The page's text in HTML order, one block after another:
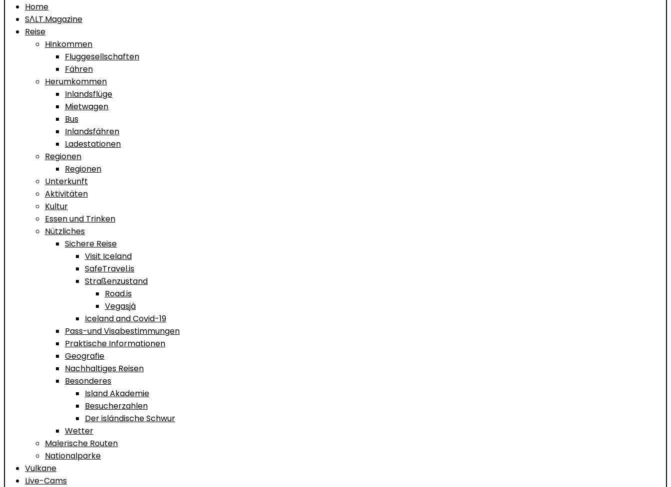
Home
SΛLT.Magazine
Reise
Hinkommen
Fluggesellschaften
Fähren
Herumkommen
Inlandsflüge
Mietwagen
Bus
Inlandsfähren
Ladestationen
Regionen
Regionen
Unterkunft
Aktivitäten
Kultur
Essen und Trinken
Nützliches
Sichere Reise
Visit Iceland
SafeTravel.is
Straßenzustand
Road.is
Vegasjá
Iceland and Covid-19
Pass-und Visabestimmungen
Praktische Informationen
Geografie
Nachhaltiges Reisen
Besonderes
Island Akademie
Besucherzahlen
Der isländische Schwur
Wetter
Malerische Routen
Nationalparke
Vulkane
Live-Cams